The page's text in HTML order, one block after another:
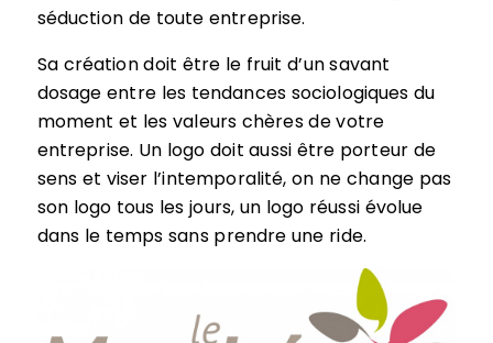
séduction de toute entreprise.
Sa création doit être le fruit d’un savant
dosage entre les tendances sociologiques du
moment et les valeurs chères de votre
entreprise. Un logo doit aussi être porteur de
sens et viser l’intemporalité, on ne change pas
son logo tous les jours, un logo réussi évolue
dans le temps sans prendre une ride.